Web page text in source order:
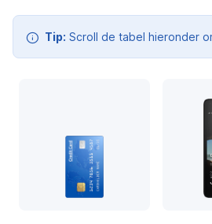
Tip: Scroll de tabel hieronder